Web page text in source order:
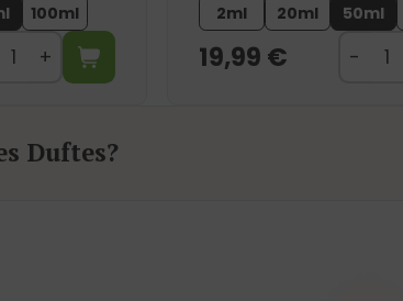
100ml 2ml 20ml 50ml
19,99 €
Duftes?